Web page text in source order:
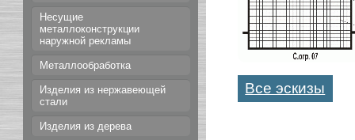
Несущие
металлоконструкции
наружной рекламы
Металлообработка
Изделия из нержавеющей
стали
Изделия из дерева
Все эскизы